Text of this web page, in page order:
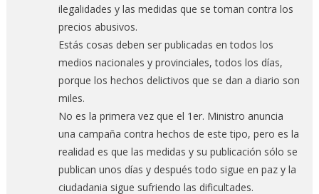
ilegalidades y las medidas que se toman contra los
precios abusivos.
Estás cosas deben ser publicadas en todos los
medios nacionales y provinciales, todos los días,
porque los hechos delictivos que se dan a diario son
miles.
No es la primera vez que el 1er. Ministro anuncia
una campaña contra hechos de este tipo, pero es la
realidad es que las medidas y su publicación sólo se
publican unos días y después todo sigue en paz y la
ciudadania sigue sufriendo las dificultades.